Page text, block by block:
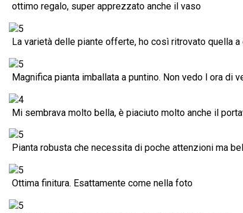
ottimo regalo, super apprezzato anche il vaso
La varietà delle piante offerte, ho così ritrovato quella
Magnifica pianta imballata a puntino. Non vedo l ora di
Mi sembrava molto bella, è piaciuto molto anche il
Pianta robusta che necessita di poche attenzioni ma
Ottima finitura. Esattamente come nella foto